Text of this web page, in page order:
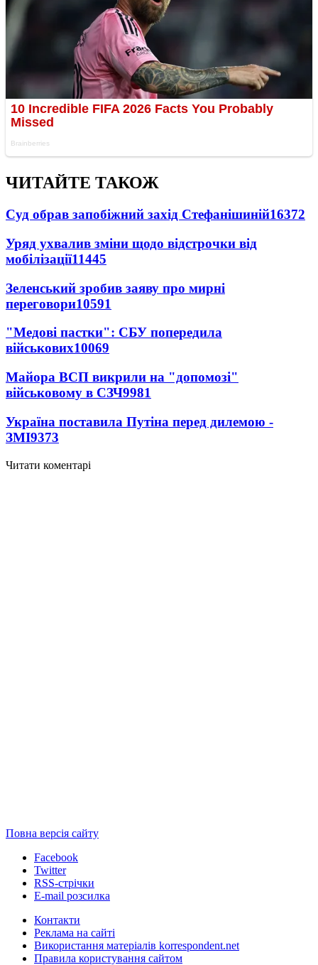
ЧИТАЙТЕ ТАКОЖ
Суд обрав запобіжний захід Стефанішиній16372
Уряд ухвалив зміни щодо відстрочки від
мобілізації11445
Зеленський зробив заяву про мирні
переговори10591
"Медові пастки": СБУ попередила
військових10069
Майора ВСП викрили на "допомозі"
військовому в СЗЧ9981
Україна поставила Путіна перед дилемою -
ЗМІ9373
Читати коментарі
Повна версія сайту
Facebook
Twitter
RSS-стрічки
E-mail розсилка
Контакти
Реклама на сайті
Використання матеріалів korrespondent.net
Правила користування сайтом